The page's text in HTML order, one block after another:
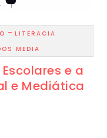
- LITERACIA
MEDIA
e a
e Mediática